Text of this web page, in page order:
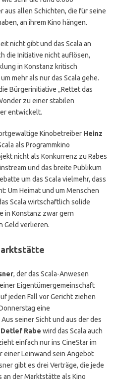
aus allen Schichten, die für seine
an ihrem Kino hängen.
nicht gibt und das Scala an
die Initiative nicht auflösen,
in Konstanz kritisch
mehr als nur das Scala gehe.
Bürgerinitiative „Rettet das
zu einer stabilen
entwickelt.
Kinobetreiber Heinz
als Programmkino
nicht als Konkurrenz zu Rabes
und das breite Publikum
um das Scala vielmehr, dass
Um Heimat und um Menschen
Scala wirtschaftlich solide
in Konstanz zwar gern
Geld verlieren.
, der das Scala-Anwesen
Eigentümergemeinschaft
jeden Fall vor Gericht ziehen
eine
seiner Sicht und aus der des
Rabe wird das Scala auch
einfach nur ins CineStar im
einer Leinwand sein Angebot
gibt es drei Verträge, die jede
an der Marktstätte als Kino